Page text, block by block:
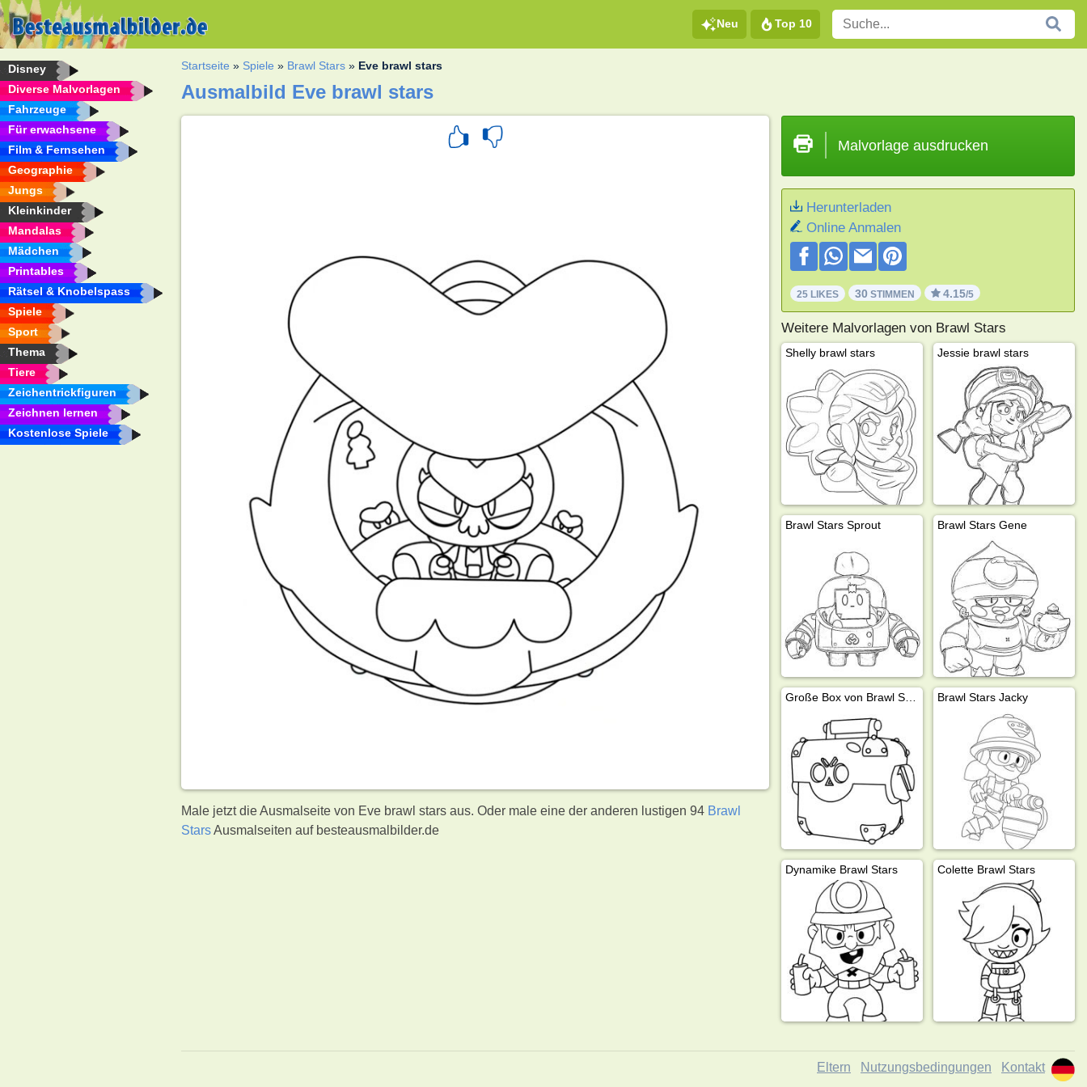
Neu Top 10
Disney
Diverse Malvorlagen
Fahrzeuge
Für erwachsene
Film & Fernsehen
Geographie
Jungs
Kleinkinder
Mandalas
Mädchen
Printables
Rätsel & Knobelspass
Spiele
Sport
Thema
Tiere
Zeichentrickfiguren
Zeichnen lernen
Kostenlose Spiele
Startseite » Spiele » Brawl Stars » Eve brawl stars
Ausmalbild Eve brawl stars
Male jetzt die Ausmalseite von Eve brawl stars aus. Oder male eine der anderen lustigen 94 Brawl
StarsAusmalseiten auf besteausmalbilder.de
Malvorlage ausdrucken
Herunterladen
Online Anmalen
25 LIKES 30 STIMMEN 4.15/5
Weitere Malvorlagen von Brawl Stars
Shelly brawl stars Jessie brawl stars
Brawl Stars Sprout Brawl Stars Gene
Große Box von Brawl Stars Brawl Stars Jacky
Dynamike Brawl Stars Colette Brawl Stars
Eltern Nutzungsbedingungen Kontakt